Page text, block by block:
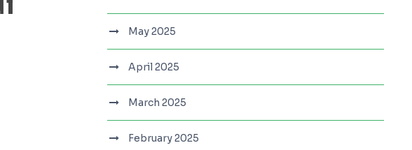
May 2025
April 2025
March 2025
February 2025